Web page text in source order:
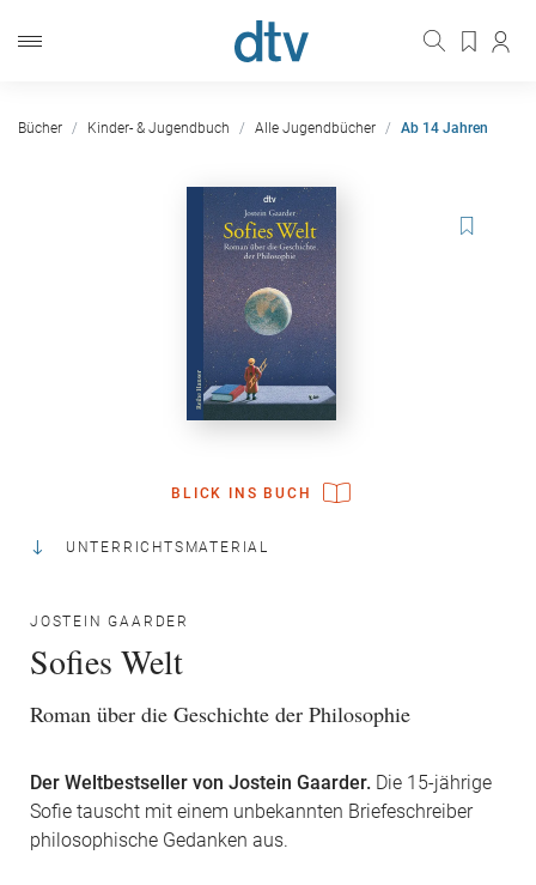
Bücher Kinder- & Jugendbuch Alle Jugendbücher Ab 14 Jahren
BLICK INS BUCH
UNTERRICHTSMATERIAL
JOSTEIN GAARDER
Sofies Welt
Roman über die Geschichte der Philosophie
Der Weltbestseller von Jostein Gaarder. Die 15-jährige
Sofie tauscht mit einem unbekannten Briefeschreiber
philosophische Gedanken aus.